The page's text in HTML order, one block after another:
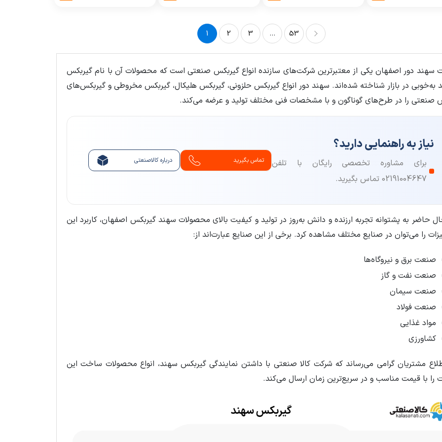
1 2 3 ... 53
سهند دور اصفهان یکی از معتبرترین شرکت‌های سازنده انواع گیربکس صنعتی است که محصولات آن با نام گیربکس
به‌خوبی در بازار شناخته شده‌اند. سهند دور انواع گیربکس حلزونی، گیربکس هلیکال، گیربکس مخروطی و گیربکس‌های
را در طرح‌های گوناگون و با مشخصات فنی مختلف تولید و عرضه می‌کند.
نیاز به راهنمایی دارید؟
برای مشاوره تخصصی رایگان با تلفن
02191004647 تماس بگیرید.
تماس بگیرید درباره کالاصنعتی
حاضر به پشتوانه تجربه ارزنده و دانش به‌روز در تولید و کیفیت بالای محصولات سهند گیربکس اصفهان، کاربرد این
را می‌توان در صنایع مختلف مشاهده کرد. برخی از این صنایع عبارت‌اند از:
صنعت برق و نیروگاه‌ها
صنعت نفت و گاز
صنعت سیمان
صنعت فولاد
مواد غذایی
کشاورزی
مشتریان گرامی می‌رساند که شرکت کالا صنعتی با داشتن نمایندگی گیربکس سهند، انواع محصولات ساخت این
را با قیمت مناسب و در سریع‌ترین زمان ارسال می‌کند.